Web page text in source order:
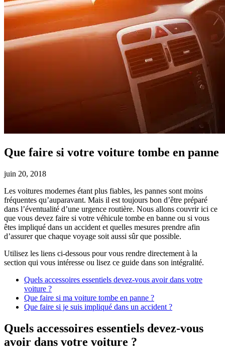
Que faire si votre voiture tombe en panne
juin 20, 2018
Les voitures modernes étant plus fiables, les pannes sont moins
fréquentes qu’auparavant. Mais il est toujours bon d’être préparé
dans l’éventualité d’une urgence routière. Nous allons couvrir ici ce
que vous devez faire si votre véhicule tombe en banne ou si vous
êtes impliqué dans un accident et quelles mesures prendre afin
d’assurer que chaque voyage soit aussi sûr que possible.
Utilisez les liens ci-dessous pour vous rendre directement à la
section qui vous intéresse ou lisez ce guide dans son intégralité.
Quels accessoires essentiels devez-vous avoir dans votre
voiture ?
Que faire si ma voiture tombe en panne ?
Que faire si je suis impliqué dans un accident ?
Quels accessoires essentiels devez-vous
avoir dans votre voiture ?